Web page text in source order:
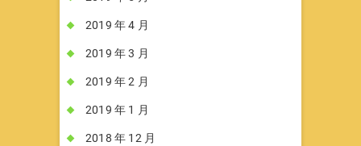
2019 年 4 月
2019 年 3 月
2019 年 2 月
2019 年 1 月
2018 年 12 月